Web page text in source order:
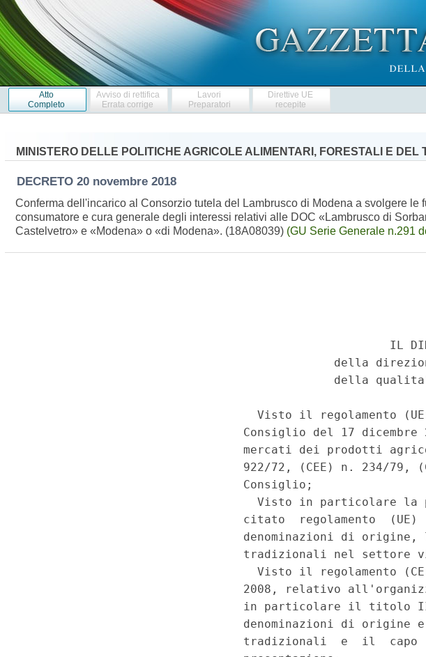
Atto
Completo
Avviso di rettifica
Errata corrige
Lavori
Preparatori
Direttive UE
recepite
MINISTERO DELLE POLITICHE AGRICOLE ALIMENTARI, FORESTALI E DEL
DECRETO 20 novembre 2018
Conferma dell'incarico al Consorzio tutela del Lambrusco di Modena a svolgere
consumatore e cura generale degli interessi relativi alle DOC «Lambrusco di
Castelvetro» e «Modena» o «di Modena». (18A08039) (GU Serie Generale n.291